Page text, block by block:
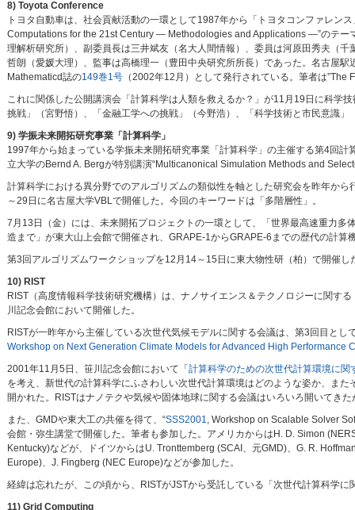
8) Toyota Conference
トヨタ自動車は、社会貢献活動の一環として1987年から「トヨタコンファレン
Computations for the 21st Century — Methodologies and Applications —”のテー
理解析研究所）、副委員長は三井斌友（名大人間情報）、委員は河原田秀夫（
哲朗（愛媛大理）、監事は高橋理一（豊田中央研究所所長）であった。名古屋
Mathematicd誌の149巻1号（2002年12月）として発行されている。筆者は”The
これに関係した公開講演会「計算科学は人類を救えるか？」が11月19日に科学
挑戦」（宮野悟）、「金融工学への挑戦」（今野浩）、「科学技術と市民意識」
9) 学振未来開拓研究事業「計算科学」
1997年から始まっている学振未来開拓研究事業「計算科学」の主催する第4回
立大学のBernd A. Bergが特別講演“Multicanonical Simulation Methods and
計算科学における異分野でのアルゴリズムの類似性を軸とした研究会を昨年か
～29日に名古屋大学VBLで開催した。今回のキーワードは「多階層性」。
7月13日（金）には、未来開拓プロジェクトの一環として、「世界最高速重力
造まで」が東大山上会館で開催され、GRAPE-1からGRAPE-6までの歴代の計算
第3回アルゴリズムワークショップを12月14～15日に東大物性研（柏）で開催し
10) RIST
RIST（高度情報科学技術研究機構）は、ナノサイエンス＆テクノロジーに関する
川記念会館において開催した。
RISTが一昨年から主催している次世代気候モデルに関する会議は、第3回目と
Workshop on Next Generation Climate Models for Advanced High Performance
2001年11月5日、笹川記念会館において「 計算科学のための次世代計算環境に関
を考え、新世代の計算科学にふさわしい次世代計算環境はどのような姿か、ま
開かれた。RISTはナノテクや気候や固体地球に関する会議はいろいろ開いてき
また、GMDや東大工の共催を得て、“SSS2001, Workshop on Scalable Solver
会館・弥生講堂で開催した。筆者も参加した。アメリカからはH. D. Simon
Kentucky)などが、ドイツからはU. Tronttemberg (SCAI、元GMD)、G. R.
Europe)、J. Fingberg (NEC Europe)などが参加した。
経緯は忘れたが、この頃から、RISTがJSTから受託している「次世代計算科学
11) Grid Computing